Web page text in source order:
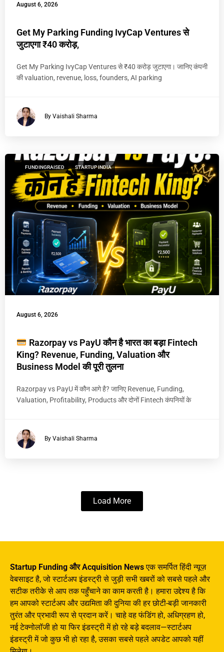
August 6, 2026
Get My Parking Funding IvyCap Ventures से
जुटाएगा ₹40 करोड़,
Get My Parking IvyCap Ventures से ₹40 करोड़ जुटाएगा। जानिए कंपनी
की valuation, revenue, loss, founders, AI parking
By Vaishali Sharma
FUNDINGRAISED STARTUP INDIA
August 6, 2026
Razorpay vs PayU कौन है भारत का बड़ा Fintech
King? Revenue, Funding, Valuation और
Business Model की पूरी तुलना
Razorpay vs PayU में कौन आगे है? जानिए Revenue, Funding,
Valuation, Profitability, Products और दोनों Fintech कंपनियों के
By Vaishali Sharma
Load More
Startup Funding और Acquisition Newsएक समर्पित हिंदी न्यूज़
वेबसाइट है, जो स्टार्टअप इंडस्ट्री से जुड़ी सभी खबरों को सबसे पहले और
सटीक तरीके से आप तक पहुँचाने का काम करती है। हमारा उद्देश्य है कि
हम आपको स्टार्टअप और उद्यमिता की दुनिया की हर छोटी-बड़ी जानकारी
तुरंत और प्रभावी रूप से प्रदान करें। चाहे वह फंडिंग हो, अधिग्रहण हो,
नई टेक्नोलॉजी हो या फिर इंडस्ट्री में हो रहे बड़े बदलाव—स्टार्टअप
इंडस्ट्री में जो कुछ भी हो रहा है, उसका सबसे पहले अपडेट आपको यहीं